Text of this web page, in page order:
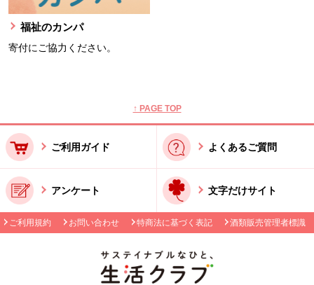
福祉のカンパ
寄付にご協力ください。
↑ PAGE TOP
ご利用ガイド よくあるご質問
アンケート 文字だけサイト
ご利用規約 お問い合わせ 特商法に基づく表記 酒類販売管理者標識